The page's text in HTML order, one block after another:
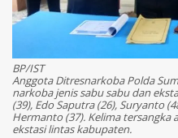
BP/IST
Anggota Ditresnarkoba Polda
narkoba jenis sabu sabu dan
(39), Edo Saputra (26), Suryanto
Hermanto (37). Kelima tersangka
ekstasi lintas kabupaten.